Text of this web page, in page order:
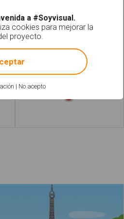
Leer más
Señales de ceda el
paso
a #Soyvisual.
cookies para mejorar la
proyecto.
| No acepto
valid!